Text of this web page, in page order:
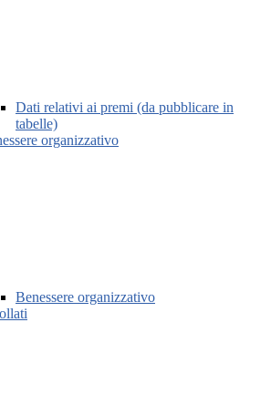
Dati relativi ai premi (da pubblicare in
tabelle)
organizzativo
Benessere organizzativo